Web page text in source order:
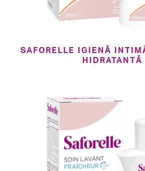
SAFORELLE IGIENĂ
HIDRATANTĂ